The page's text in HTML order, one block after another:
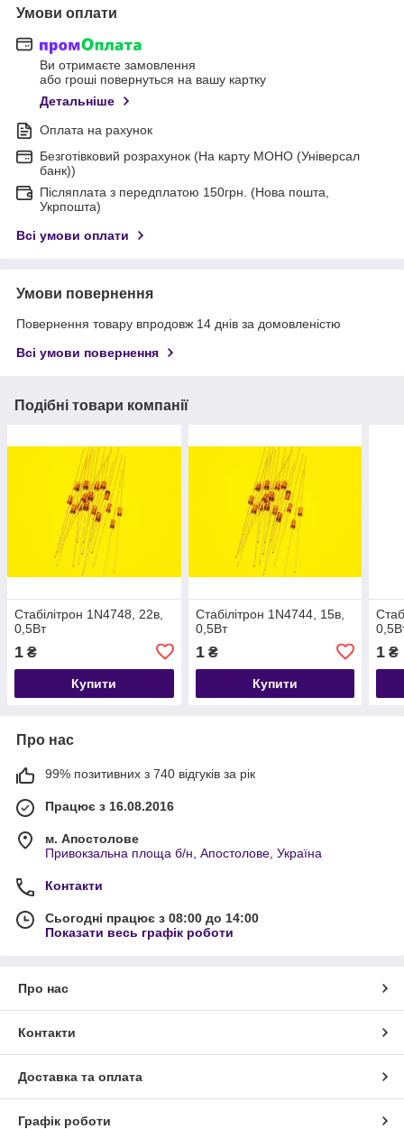
Умови оплати
Ви отримаєте замовлення
або гроші повернуться на вашу картку
Детальніше
Оплата на рахунок
Безготівковий розрахунок (На карту МОНО (Універсал
банк))
Післяплата з передплатою 150грн. (Нова пошта,
Укрпошта)
Всі умови оплати
Умови повернення
Повернення товару впродовж 14 днів за домовленістю
Всі умови повернення
Подібні товари компанії
Стабілітрон 1N4748, 22в,
0,5Вт
1 ₴
Купити
Стабілітрон 1N4744, 15в,
0,5Вт
1₴
Купити
1 ₴
Про нас
99% позитивних з 740 відгуків за рік
Працює з 16.08.2016
м. Апостолове
Привокзальна площа б/н, Апостолове, Україна
Контакти
Сьогодні працює з 08:00 до 14:00
Показати весь графік роботи
Про нас
Контакти
Доставка та оплата
Графік роботи